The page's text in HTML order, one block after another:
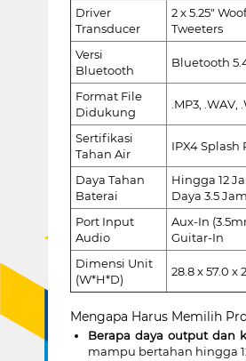
Driver
Transducer
2 x 5.25"
Tweeters
Versi
Bluetooth
Bluetooth
Format File
Didukung
.MP3, .WAV,
Sertifikasi
Tahan Air
IPX4 Splash
Daya Tahan
Baterai
Hingga 12
Daya 3.5
Port Input
Audio
Aux-In
Guitar-In
Dimensi Unit
(W*H*D)
28.8 x 57.0 x
Mengapa Harus Memilih
Berapa daya output dan
mampu bertahan hingga